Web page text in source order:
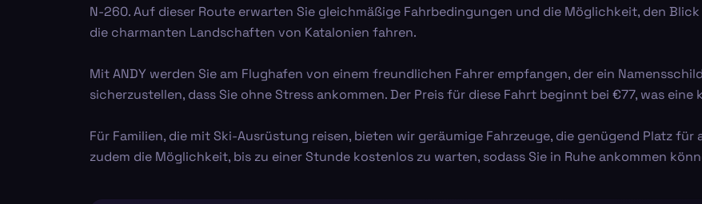
N-260. Auf dieser Route erwarten Sie gleichmäßige Fahrbedingungen und die Möglichkeit, den
die charmanten Landschaften von Katalonien fahren.
Mit ANDY werden Sie am Flughafen von einem freundlichen Fahrer empfangen, der ein
sicherzustellen, dass Sie ohne Stress ankommen. Der Preis für diese Fahrt beginnt bei €77, was
Für Familien, die mit Ski-Ausrüstung reisen, bieten wir geräumige Fahrzeuge, die genügend Platz
zudem die Möglichkeit, bis zu einer Stunde kostenlos zu warten, sodass Sie in Ruhe ankommen